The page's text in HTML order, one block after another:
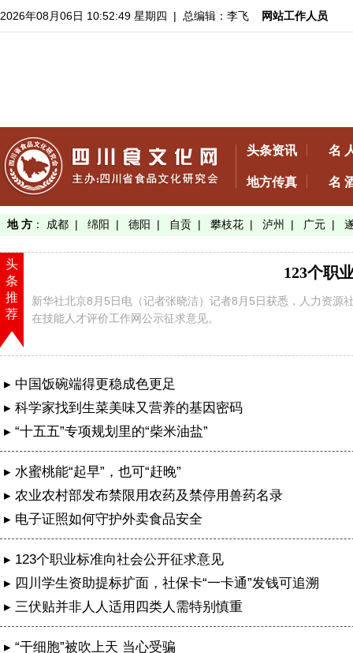
2026年08月06日 10:52:50 星期四 | 总编辑：李飞 网站工作人员
头条资讯 名
地方传真 名
地 方 ： 成都 | 绵阳 | 德阳 | 自贡 | 攀枝花 | 泸州 | 广元 |
头
条
推
荐
123个职
新华社北京8月5日电（记者张晓洁）记者8月5日获悉，人力资源
在技能人才评价工作网公示征求意见。
【了解详情】
▸ 中国饭碗端得更稳成色更足
▸ 科学家找到生菜美味又营养的基因密码
▸ “十五五”专项规划里的“柴米油盐”
▸ 水蜜桃能“起早”，也可“赶晚”
▸ 农业农村部发布禁限用农药及禁停用兽药名录
▸ 电子证照如何守护外卖食品安全
▸ 123个职业标准向社会公开征求意见
▸ 四川学生资助提标扩面，社保卡“一卡通”发钱可追溯
▸ 三伏贴并非人人适用四类人需特别慎重
▸ “干细胞”被吹上天 当心受骗